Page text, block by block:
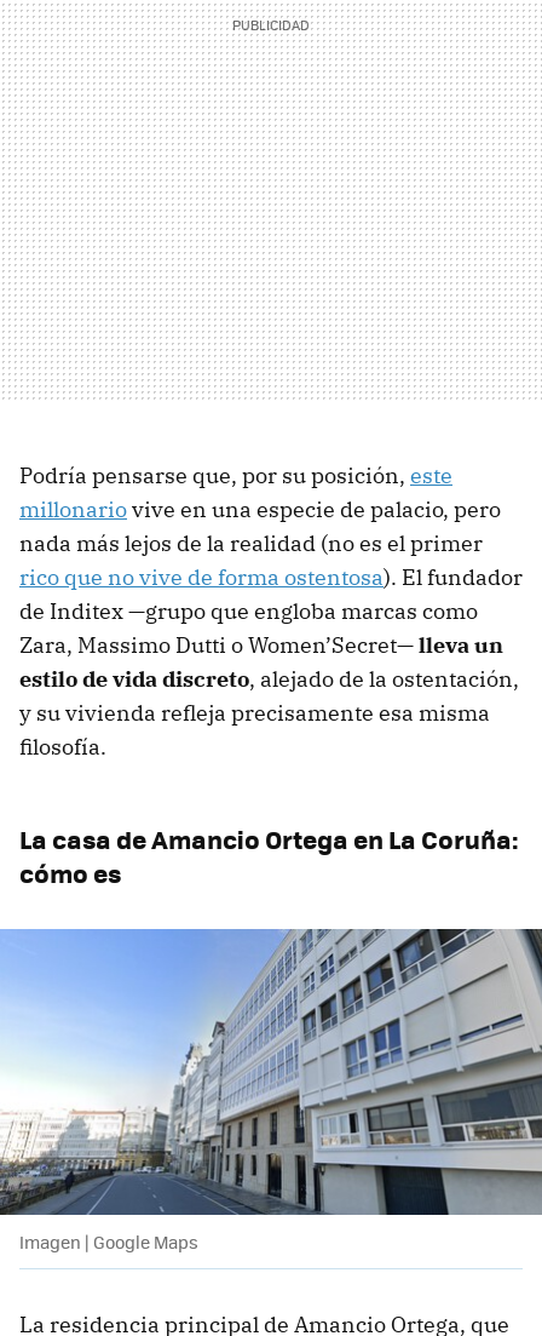
Podría pensarse que, por su posición, este
millonariovive en una especie de palacio, pero
nada más lejos de la realidad (no es el primer
rico que no vive de forma ostentosa). El fundador
de Inditex —grupo que engloba marcas como
Zara, Massimo Dutti o Women’Secret—lleva un
estilo de vida discreto, alejado de la ostentación,
y su vivienda refleja precisamente esa misma
filosofía.
La casa de Amancio Ortega en La Coruña:
cómo es
Imagen | Google Maps
La residencia principal de Amancio Ortega, que